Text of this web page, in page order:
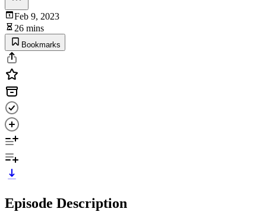
Feb 9, 2023
26 mins
Bookmarks
Episode Description